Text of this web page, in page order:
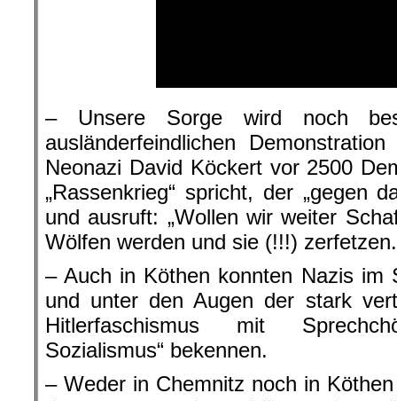
– Unsere Sorge wird noch
ausländerfeindlichen
Neonazi David Köckert vor 2500
„Rassenkrieg“ spricht, der „gegen
und ausruft: „Wollen wir weiter
Wölfen werden und sie (!!!)
– Auch in Köthen konnten Nazis im
und unter den Augen der stark
Hitlerfaschismus mit
Sozialismus“ bekennen.
– Weder in Chemnitz noch in